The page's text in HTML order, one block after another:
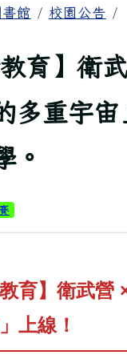
書館 校園公告
教育】衛
多重宇
。
教育】衛武
上線！